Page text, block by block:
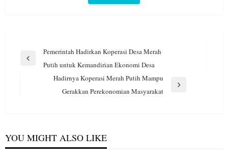
Navigasi
Previous
Pemerintah Hadirkan Koperasi Desa Merah
Putih untuk Kemandirian Ekonomi Desa
Hadirnya Koperasi Merah Putih Mampu
Gerakkan Perekonomian Masyarakat
YOU MIGHT ALSO LIKE